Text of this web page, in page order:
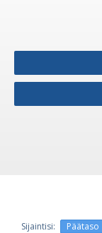
Päätaso